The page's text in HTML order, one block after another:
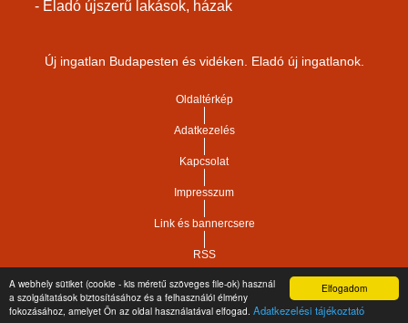
Elfogadom
A webhely sütiket (cookie - kis méretű szöveges file-ok) használ
a szolgáltatások biztosításához és a felhasználói élmény
fokozásához, amelyet Ön az oldal használatával elfogad. Adatkezelési tájékoztató
- Eladó újszerű lakások, házak
Új ingatlan Budapesten és vidéken. Eladó új ingatlanok.
Oldaltérkép
Adatkezelés
Kapcsolat
Impresszum
Link és bannercsere
RSS
Copyright © 2021.Vár-Köz Kft. - Ingatlan nyilvántartó, ügyviteli és
adminisztrációs szoftver